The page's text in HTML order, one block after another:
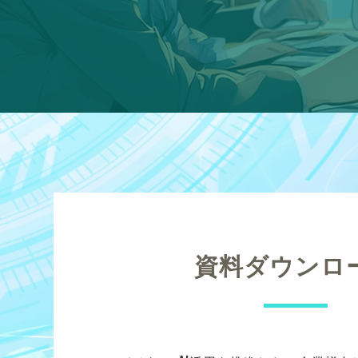
資料ダウンロ